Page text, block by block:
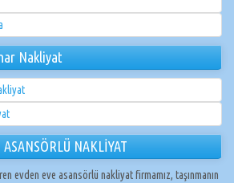
Nakliyat
NAKLİYAT
evden eve asansörlü nakliyat firmamız, taşınmanın